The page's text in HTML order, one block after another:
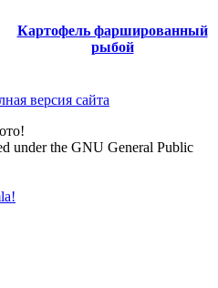
Картофель фаршированный
рыбой
версия сайта
under the GNU General Public